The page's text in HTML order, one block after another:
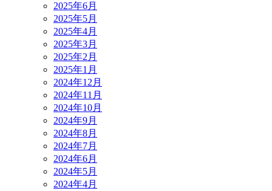
2025年6月
2025年5月
2025年4月
2025年3月
2025年2月
2025年1月
2024年12月
2024年11月
2024年10月
2024年9月
2024年8月
2024年7月
2024年6月
2024年5月
2024年4月